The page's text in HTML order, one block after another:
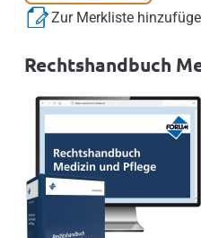
Zur Merkliste
Rechtshandbuch